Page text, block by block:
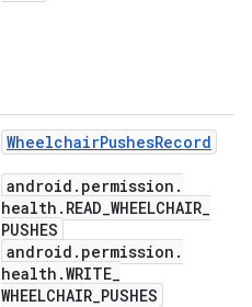
WheelchairPushesRecord
android . permission .
health . READ_WHEELCHAIR_
PUSHES
android . permission .
health .WRITE_
WHEELCHAIR_PUSHES